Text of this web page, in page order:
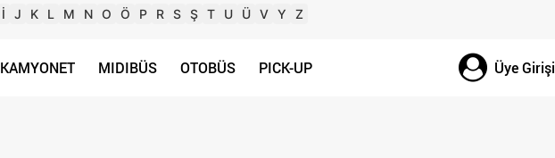
İ J K L M N O Ö P R S Ş T U Ü V Y Z
KAMYONET MIDIBÜS OTOBÜS PICK-UP Üye Girişi